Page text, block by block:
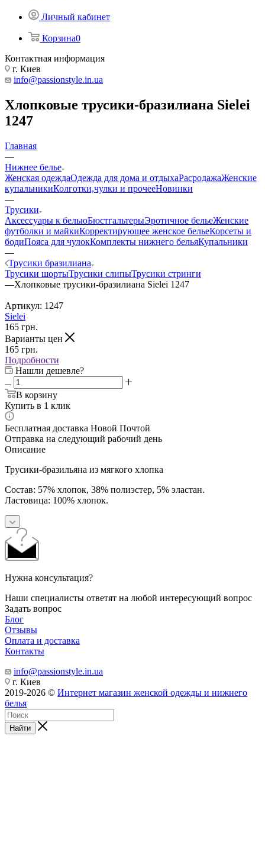
Личный кабинет
Корзина0
Контактная информация
г. Киев
info@passionstyle.in.ua
Хлопковые трусики-бразилиана Sielei
1247
Главная
—
Нижнее белье
Женская одеждаОдежда для дома и отдыхаРасродажаЖенские
купальникиКолготки,чулки и прочееНовинки
—
Трусики
Аксессуары к бельюБюстгальтерыЭротичное бельеЖенские
футболки и майкиКорректирующее женское бельеКорсеты и
бодиПояса для чулокКомплекты нижнего бельяКупальники
—
Трусики бразилиана
Трусики шортыТрусики слипыТрусики стринги
—Хлопковые трусики-бразилиана Sielei 1247
Артикул: 1247
Sielei
165 грн.
Варианты цен
165 грн.
Подробности
Нашли дешевле?
В корзину
Купить в 1 клик
Бесплатная доставка Новой Почтой
Отправка на следующий рабочий день
Описание
Трусики-бразильяна из мягкого хлопка
Состав: 57% хлопок, 38% полиэстер, 5% эластан.
Ластовица: 100% хлопок.
Нужна консультация?
Наши специалисты ответят на любой интересующий вопрос
Задать вопрос
Блог
Отзывы
Оплата и доставка
Контакты
info@passionstyle.in.ua
г. Киев
2019-2026 © Интернет магазин женской одежды и нижнего
белья
Найти